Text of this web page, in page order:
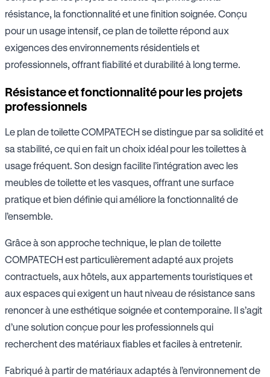
résistance, la fonctionnalité et une finition soignée. Conçu
pour un usage intensif, ce plan de toilette répond aux
exigences des environnements résidentiels et
professionnels, offrant fiabilité et durabilité à long terme.
Résistance et fonctionnalité pour les projets
professionnels
Le plan de toilette COMPATECH se distingue par sa solidité et
sa stabilité, ce qui en fait un choix idéal pour les toilettes à
usage fréquent. Son design facilite l’intégration avec les
meubles de toilette et les vasques, offrant une surface
pratique et bien définie qui améliore la fonctionnalité de
l’ensemble.
Grâce à son approche technique, le plan de toilette
COMPATECH est particulièrement adapté aux projets
contractuels, aux hôtels, aux appartements touristiques et
aux espaces qui exigent un haut niveau de résistance sans
renoncer à une esthétique soignée et contemporaine. Il s’agit
d’une solution conçue pour les professionnels qui
recherchent des matériaux fiables et faciles à entretenir.
Fabriqué à partir de matériaux adaptés à l’environnement de